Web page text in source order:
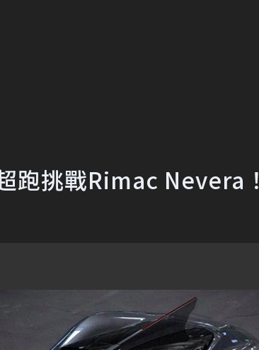
跑挑戰Rimac Nevera！